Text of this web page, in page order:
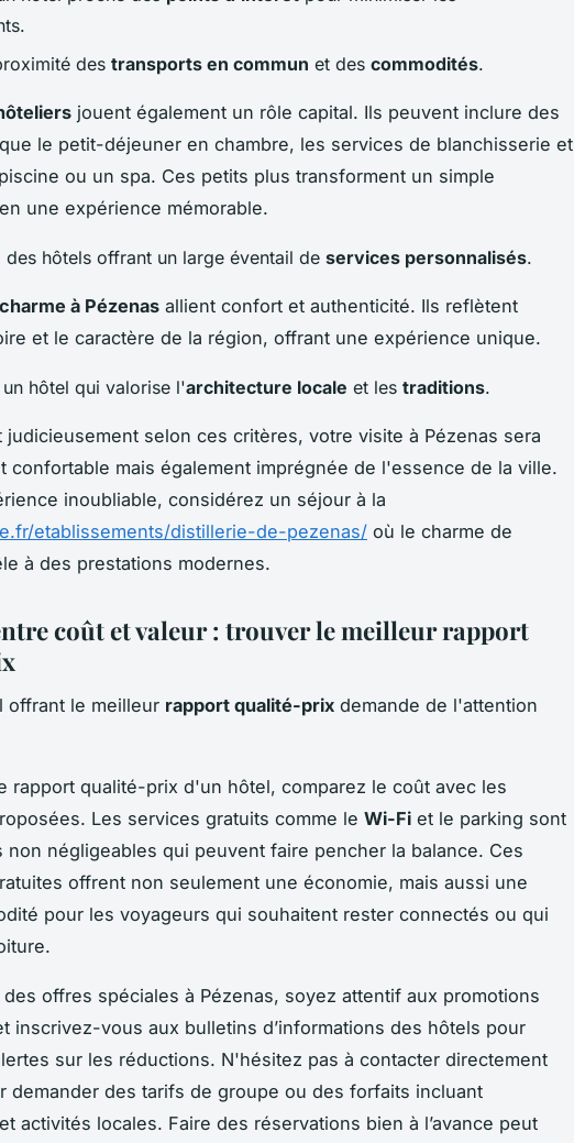
des transports en commun et des commodités.
jouent également un rôle capital. Ils peuvent inclure des
le petit-déjeuner en chambre, les services de blanchisserie et
ou un spa. Ces petits plus transforment un simple
une expérience mémorable.
des hôtels offrant un large éventail de services personnalisés.
à Pézenas allient confort et authenticité. Ils reflètent
et le caractère de la région, offrant une expérience unique.
hôtel qui valorise l'architecture locale et les traditions.
judicieusement selon ces critères, votre visite à Pézenas sera
confortable mais également imprégnée de l'essence de la ville.
inoubliable, considérez un séjour à la
etablissements/distillerie-de-pezenas/ où le charme de
à des prestations modernes.
coût et valeur : trouver le meilleur rapport
offrant le meilleur rapport qualité-prix demande de l'attention
rapport qualité-prix d'un hôtel, comparez le coût avec les
Les services gratuits comme le Wi-Fi et le parking sont
non négligeables qui peuvent faire pencher la balance. Ces
offrent non seulement une économie, mais aussi une
pour les voyageurs qui souhaitent rester connectés ou qui
offres spéciales à Pézenas, soyez attentif aux promotions
inscrivez-vous aux bulletins d’informations des hôtels pour
sur les réductions. N'hésitez pas à contacter directement
demander des tarifs de groupe ou des forfaits incluant
activités locales. Faire des réservations bien à l’avance peut